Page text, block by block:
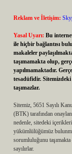
Reklam ve İletişim:
Yasal Uyarı: Bu
ile hiçbir bağlantısı
makaleler
taşımamakta olup,
yapılmamaktadır.
tesadüfidir.
taşımazlar.
Sitemiz, 5651 Sayılı
(BTK) tarafından
nedenle, sitedeki
yükümlülüğümüz
sorumluluğunu
sayılırlar.